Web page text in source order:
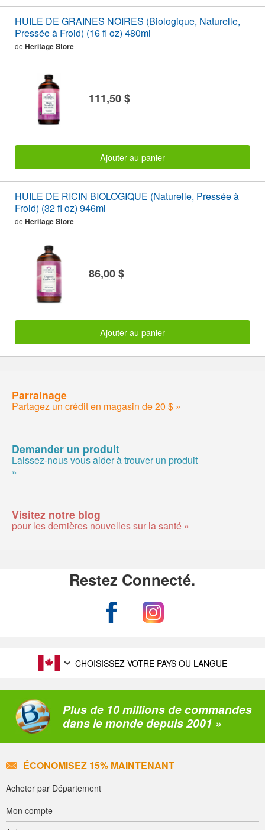
HUILE DE GRAINES NOIRES (Biologique, Naturelle,
Pressée à Froid) (16 fl oz) 480ml
de Heritage Store
111,50 $
Ajouter au panier
HUILE DE RICIN BIOLOGIQUE (Naturelle, Pressée à
Froid) (32 fl oz) 946ml
de Heritage Store
86,00 $
Ajouter au panier
Parrainage
Partagez un crédit en magasin de 20 $ »
Demander un produit
Laissez-nous vous aider à trouver un produit
»
Visitez notre blog
pour les dernières nouvelles sur la santé »
Restez Connecté.
CHOISISSEZ VOTRE PAYS OU LANGUE
Plus de 10 millions de commandes
dans le monde depuis 2001 »
ÉCONOMISEZ 15% MAINTENANT
Acheter par Département
Mon compte